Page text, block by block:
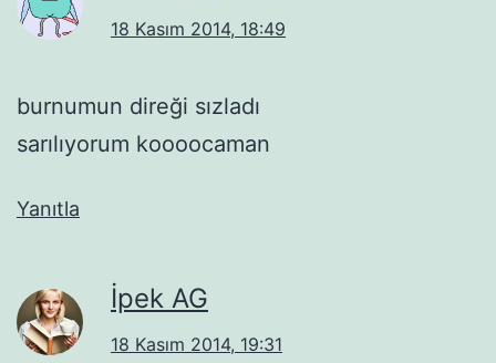
18 Kasım 2014, 18:49
burnumun direği sızladı
sarılıyorum koooocaman
Yanıtla
İpek AG
18 Kasım 2014, 19:31